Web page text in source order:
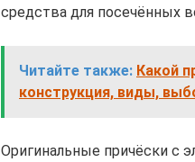
средства для посечённых
Читайте также: Какой
конструкция, виды,
Оригинальные причёски с